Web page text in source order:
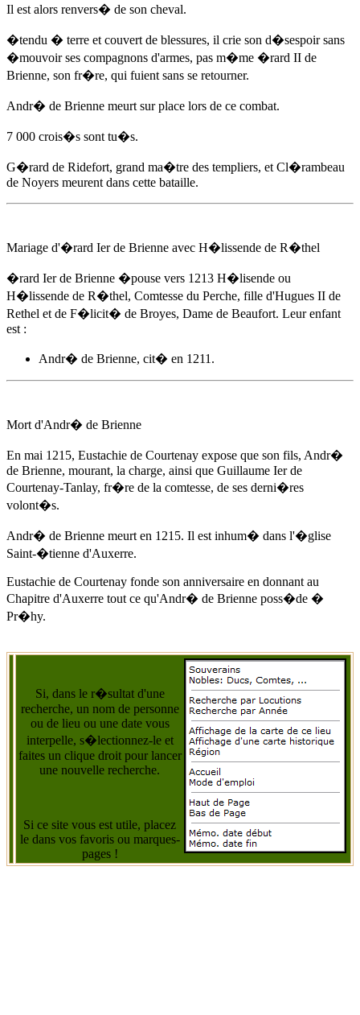
Il est alors renvers� de son cheval.
�tendu � terre et couvert de blessures, il crie son d�sespoir sans
�mouvoir ses compagnons d'armes, pas m�me �rard II de
Brienne, son fr�re, qui fuient sans se retourner.
Andr� de Brienne meurt sur place lors de ce combat.
7 000 crois�s sont tu�s.
G�rard de Ridefort, grand ma�tre des templiers, et Cl�rambeau
de Noyers meurent dans cette bataille.
Mariage d'�rard Ier de Brienne avec H�lissende de R�thel
�rard Ier de Brienne �pouse vers 1213 H�lisende ou
H�lissende de R�thel, Comtesse du Perche, fille d'Hugues II de
Rethel et de F�licit� de Broyes, Dame de Beaufort. Leur enfant
est :
Andr� de Brienne, cit� en 1211.
Mort d'Andr� de Brienne
En mai 1215, Eustachie de Courtenay expose que son fils, Andr�
de Brienne, mourant, la charge, ainsi que Guillaume Ier de
Courtenay-Tanlay, fr�re de la comtesse, de ses derni�res
volont�s.
Andr� de Brienne meurt en 1215. Il est inhum� dans l'�glise
Saint-�tienne d'Auxerre.
Eustachie de Courtenay fonde son anniversaire en donnant au
Chapitre d'Auxerre tout ce qu'Andr� de Brienne poss�de �
Pr�hy.
Si, dans le r�sultat d'une
recherche, un nom de personne
ou de lieu ou une date vous
interpelle, s�lectionnez-le et
faites un clique droit pour lancer
une nouvelle recherche.
Si ce site vous est utile, placez
le dans vos favoris ou marques-
pages !